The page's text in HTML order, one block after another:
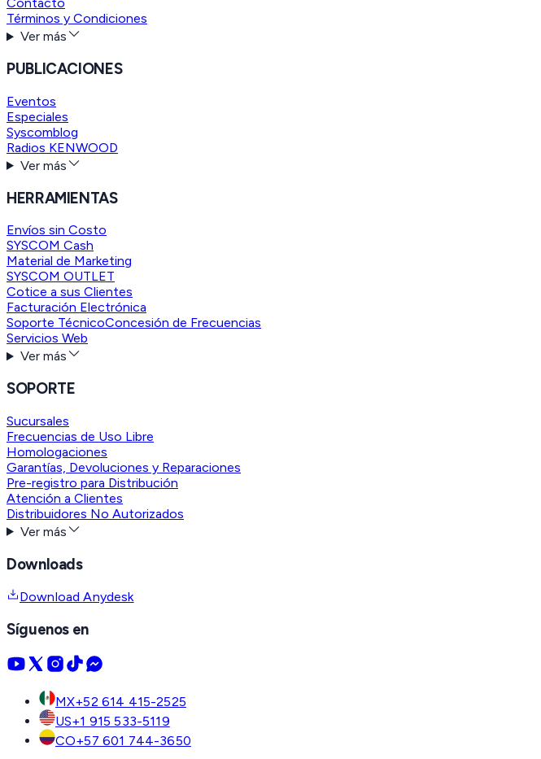
Contacto
Términos y Condiciones
Ver más
PUBLICACIONES
Eventos
Especiales
Syscomblog
Radios KENWOOD
Ver más
HERRAMIENTAS
Envíos sin Costo
SYSCOM Cash
Material de Marketing
SYSCOM OUTLET
Cotice a sus Clientes
Facturación Electrónica
Soporte TécnicoConcesión de Frecuencias
Servicios Web
Ver más
SOPORTE
Sucursales
Frecuencias de Uso Libre
Homologaciones
Garantías, Devoluciones y Reparaciones
Pre-registro para Distribución
Atención a Clientes
Distribuidores No Autorizados
Ver más
Downloads
Download Anydesk
Síguenos en
MX+52 614 415-2525
US+1 915 533-5119
CO+57 601 744-3650